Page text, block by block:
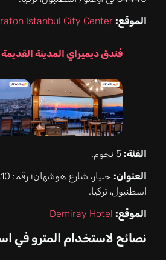
الموقع: Istanbul City Center
فندق ديميراي المدينة القديمة
الفئة:
العنوان:
اسطنبول، تركيا.
الموقع: Demiray Hotel
نصائح لاستخدام المترو في